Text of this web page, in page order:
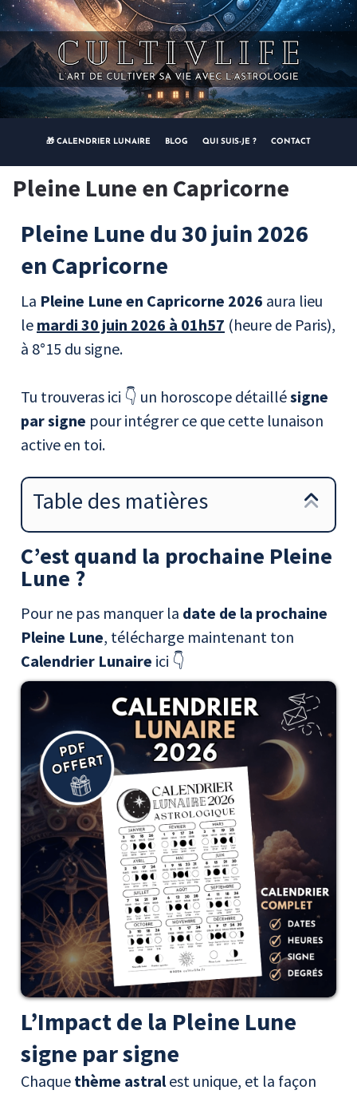
🎁 CALENDRIER LUNAIRE BLOG QUI SUIS-JE ? CONTACT
Pleine Lune en Capricorne
Pleine Lune du 30 juin 2026
en Capricorne
La Pleine Lune en Capricorne 2026 aura lieu
le mardi 30 juin 2026 à 01h57 (heure de Paris),
à 8°15 du signe.
Tu trouveras ici 👇 un horoscope détaillésigne
par signe pour intégrer ce que cette lunaison
active en toi.
Table des matières
C’est quand la prochaine Pleine
Lune ?
Pour ne pas manquer la date de la prochaine
Pleine Lune, télécharge maintenant ton
Calendrier Lunaire ici 👇
L’Impact de la Pleine Lune
signe par signe
Chaque thème astralest unique, et la façon